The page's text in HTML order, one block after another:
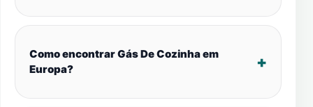
Como encontrar Gás De Cozinha em
Europa?